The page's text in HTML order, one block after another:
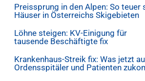
Preissprung in den Alpen: So teuer
Häuser in Österreichs Skigebieten
Löhne steigen: KV-Einigung für
tausende Beschäftigte fix
Krankenhaus-Streik fix: Was jetzt
Ordensspitäler und Patienten